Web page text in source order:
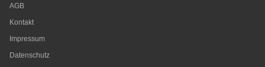
AGB
Kontakt
Impressum
Datenschutz